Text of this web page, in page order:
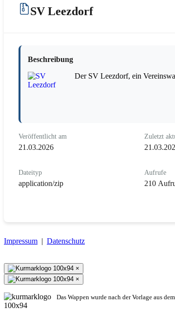
SV Leezdorf
Beschreibung
Der SV Leezdorf, ein
Veröffentlicht am
21.03.2026
Zuletzt
Dateityp
application/zip
Aufrufe
210
Impressum | Datenschutz
×
×
Das Wappen wurde nach der Vorlage aus